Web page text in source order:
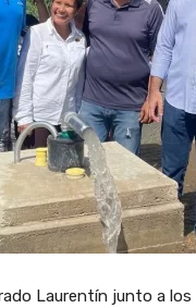
Laurentín junto a